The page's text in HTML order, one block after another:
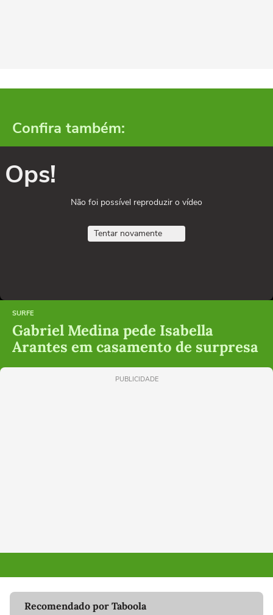
Confira também:
Ops!
Não foi possível reproduzir o vídeo
Tentar novamente
SURFE
Gabriel Medina pede Isabella
Arantes em casamento de surpresa
PUBLICIDADE
Recomendado por Taboola